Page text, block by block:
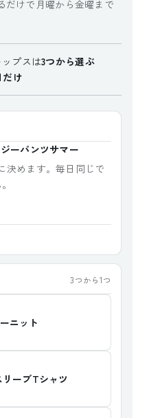
だけで月曜から金曜まで
ップスは3つから選ぶ
だけ
ーパンツサマー
決めます。毎日同じで
3つから1つ
ニット
ーブTシャツ